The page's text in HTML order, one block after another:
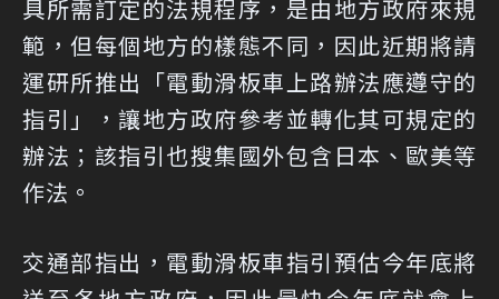
具所需訂定的法規程序，是由地方政府來規
範，但每個地方的樣態不同，因此近期將請
運研所推出「電動滑板車上路辦法應遵守的
指引」，讓地方政府參考並轉化其可規定的
辦法；該指引也搜集國外包含日本、歐美等
作法。
交通部指出，電動滑板車指引預估今年底將